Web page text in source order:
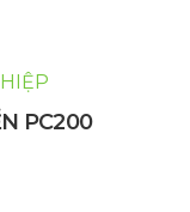
PC200